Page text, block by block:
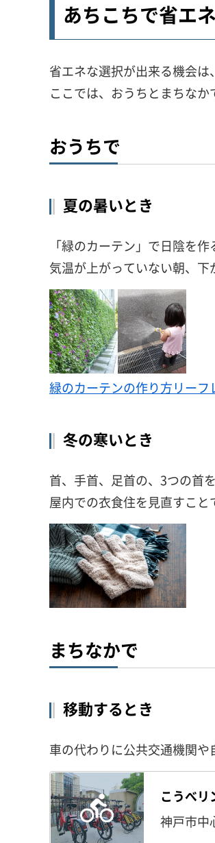
あちこちで省エネ
省エネな選択が出来る機会は
ここでは、おうちとまちなか
おうちで
夏の暑いとき
「緑のカーテン」で日陰を
気温が上がっていない朝、
緑のカーテンの作り方リーフ
冬の寒いとき
首、手首、足首の、3つの首
屋内での衣食住を見直すこと
まちなかで
移動するとき
車の代わりに公共交通機関や
こうべリ
神戸市中